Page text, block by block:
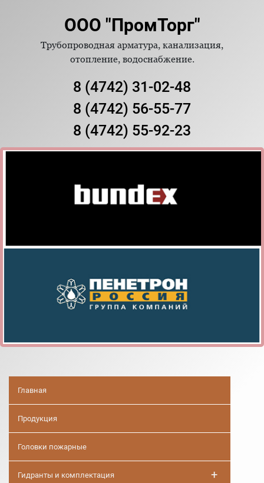
ООО "ПромТорг"
Трубопроводная арматура, канализация,
отопление, водоснабжение.
8 (4742) 31-02-48
8 (4742) 56-55-77
8 (4742) 55-92-23
Главная
Продукция
Головки пожарные
Гидранты и комплектация +